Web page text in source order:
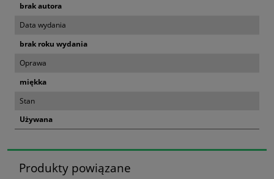
brak autora
Data wydania
brak roku wydania
Oprawa
miękka
Stan
Używana
Produkty powiązane